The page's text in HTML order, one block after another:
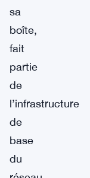
sa
boîte,
fait
partie
de
l’infrastructure
de
base
du